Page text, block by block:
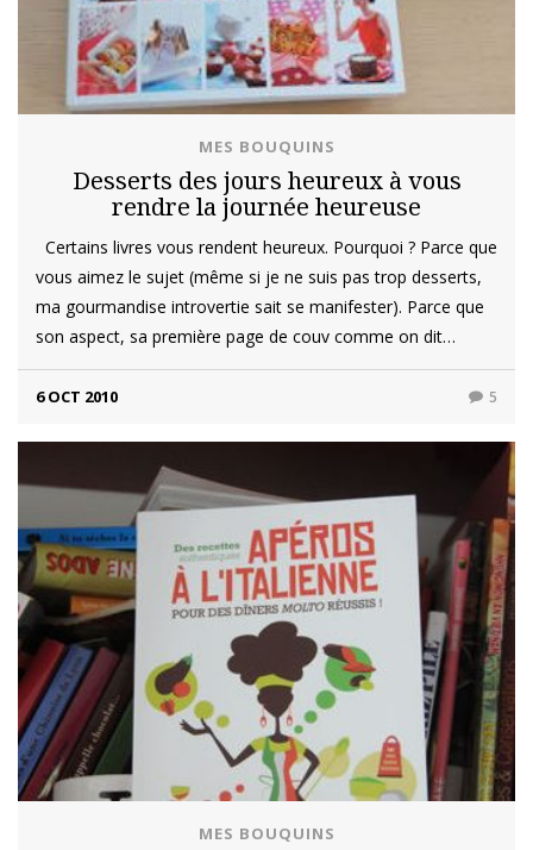
MES BOUQUINS
Desserts des jours heureux à vous
rendre la journée heureuse
Certains livres vous rendent heureux. Pourquoi ? Parce que
vous aimez le sujet (même si je ne suis pas trop desserts,
ma gourmandise introvertie sait se manifester). Parce que
son aspect, sa première page de couv comme on dit…
6 OCT 2010 5
MES BOUQUINS